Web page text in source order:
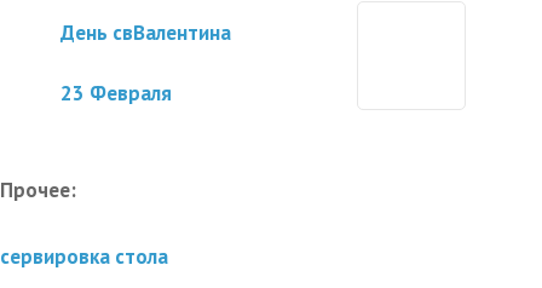
День свВалентина
23 Февраля
Прочее:
сервировка стола